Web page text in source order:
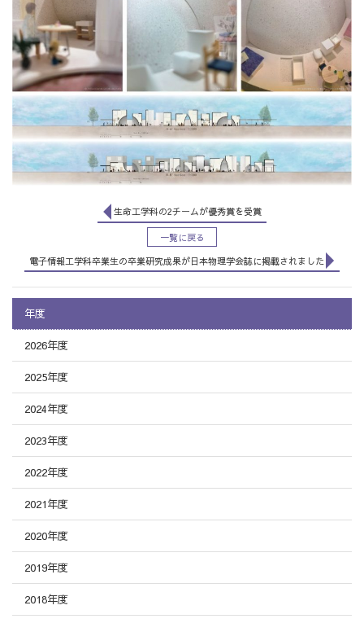
生命工学科の2チームが優秀賞を受賞
一覧に戻る
電子情報工学科卒業生の卒業研究成果が日本物理学会誌に掲載されました
年度
2026年度
2025年度
2024年度
2023年度
2022年度
2021年度
2020年度
2019年度
2018年度